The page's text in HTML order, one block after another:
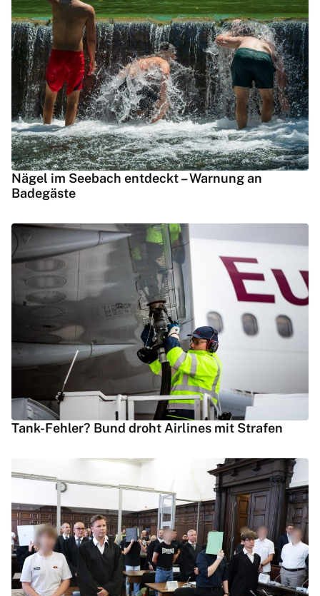
Nägel im Seebach entdeckt – Warnung an
Badegäste
Tank-Fehler? Bund droht Airlines mit Strafen